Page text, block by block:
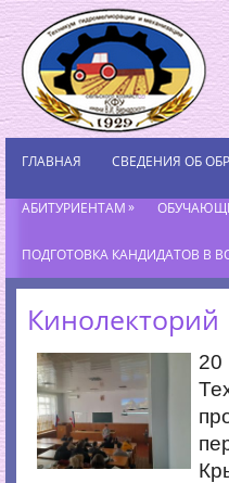
ГЛАВНАЯ СВЕДЕНИЯ ОБ
АБИТУРИЕНТАМ»
ПОДГОТОВКА КАНДИДАТОВ В
Кинолекторий